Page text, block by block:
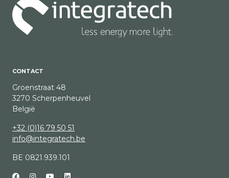
CONTACT
Groenstraat 48
3270 Scherpenheuvel
België
+32 (0)16 79 50 51
info@integratech.be
BE 0821.939.101